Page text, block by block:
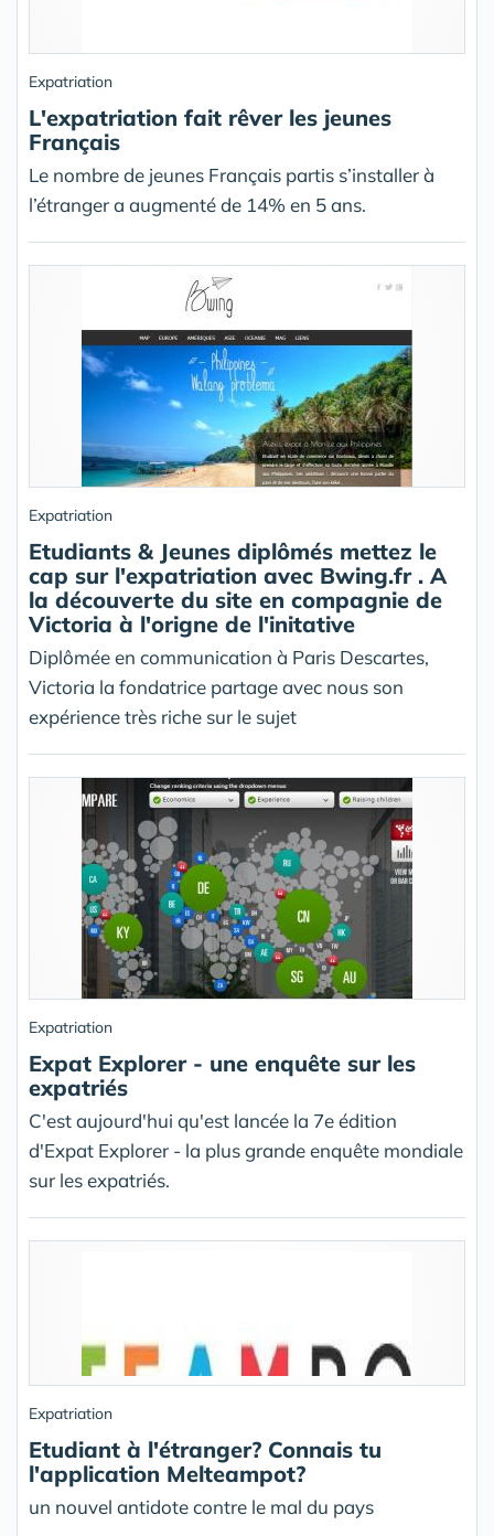
Expatriation
L'expatriation fait rêver les jeunes
Français
Le nombre de jeunes Français partis s’installer à
l’étranger a augmenté de 14% en 5 ans.
Expatriation
Etudiants & Jeunes diplômés mettez le
cap sur l'expatriation avec Bwing.fr . A
la découverte du site en compagnie de
Victoria à l'origne de l'initative
Diplômée en communication à Paris Descartes,
Victoria la fondatrice partage avec nous son
expérience très riche sur le sujet
Expatriation
Expat Explorer - une enquête sur les
expatriés
C'est aujourd'hui qu'est lancée la 7e édition
d'Expat Explorer - la plus grande enquête mondiale
sur les expatriés.
Expatriation
Etudiant à l'étranger? Connais tu
l'application Melteampot?
un nouvel antidote contre le mal du pays